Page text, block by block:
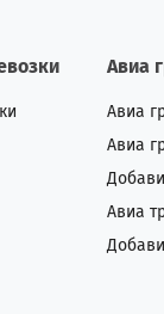
Авиа
Авиа
Авиа
Авиа